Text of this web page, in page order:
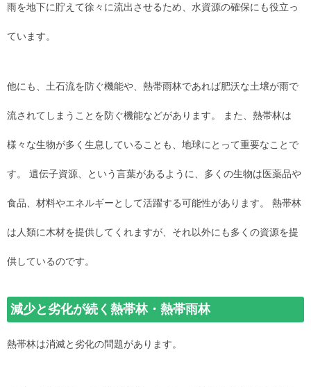
雨を地下に貯えて徐々に流出させるため、水資源の確保にも役立っ
ています。
他にも、土石流を防ぐ機能や、熱帯雨林であれば肥沃な土壌が雨で
流されてしまうことを防ぐ機能などがあります。 また、熱帯林は
様々な生物が多く生息していることも、地球にとって重要なことで
す。 遺伝子資源、という言葉があるように、多くの生物は医薬品や
食品、材料やエネルギーとして活躍する可能性があります。 熱帯林
は人類に木材を提供してくれますが、それ以外にも多くの資源を提
供しているのです。
減少と劣化が続く熱帯林・熱帯雨林
熱帯林は消滅と劣化の問題があります。